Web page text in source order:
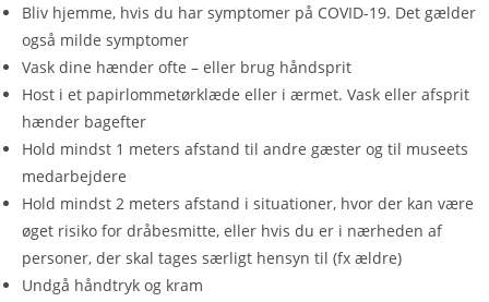
Bliv hjemme, hvis du har symptomer på COVID-19. Det gælder
også milde symptomer
Vask dine hænder ofte – eller brug håndsprit
Host i et papirlommetørklæde eller i ærmet. Vask eller afsprit
hænder bagefter
Hold mindst 1 meters afstand til andre gæster og til museets
medarbejdere
Hold mindst 2 meters afstand i situationer, hvor der kan være
øget risiko for dråbesmitte, eller hvis du er i nærheden af
personer, der skal tages særligt hensyn til (fx ældre)
Undgå håndtryk og kram